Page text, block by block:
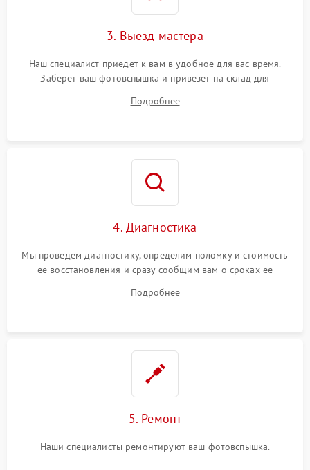
3. Выезд мастера
Наш специалист приедет к вам в удобное для вас время.
Заберет ваш фотовспышка и привезет на склад для
Подробнее
4. Диагностика
Мы проведем диагностику, определим поломку и стоимость
ее восстановления и сразу сообщим вам о сроках ее
Подробнее
5. Ремонт
Наши специалисты ремонтируют ваш фотовспышка.